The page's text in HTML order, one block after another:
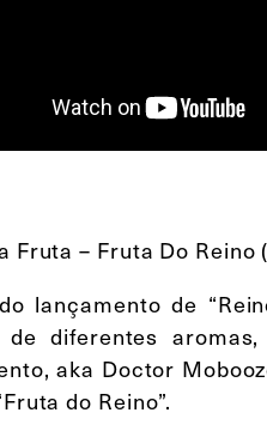
Fruta – Fruta Do Reino
lançamento de
de diferentes
aka Doctor
do Reino”.